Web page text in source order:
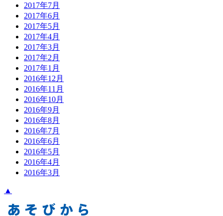
2017年7月
2017年6月
2017年5月
2017年4月
2017年3月
2017年2月
2017年1月
2016年12月
2016年11月
2016年10月
2016年9月
2016年8月
2016年7月
2016年6月
2016年5月
2016年4月
2016年3月
▲